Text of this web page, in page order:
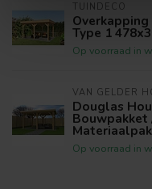
TUINDECO
Type 1
Op voorraad in
VAN GELDER
Douglas
Bouwpakket
Op voorraad in